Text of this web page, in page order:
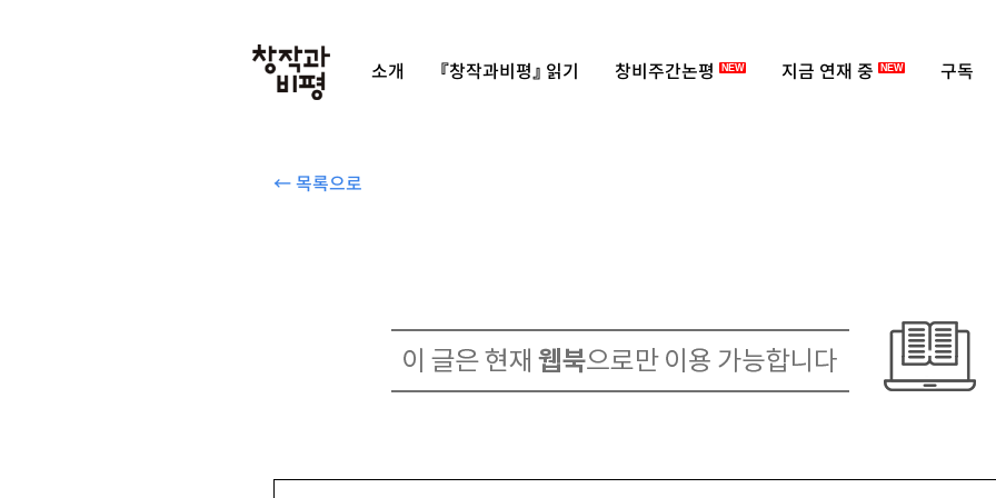
소개 『창작과비평』 읽기 창비주간논평 NEW 지금 연재 중 NEW 구독
← 목록으로